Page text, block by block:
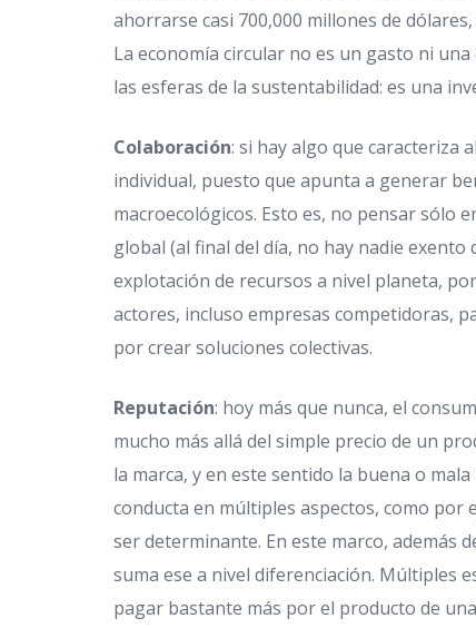
ahorrarse casi 700,000 millones de
La economía circular no es un gasto ni
las esferas de la sustentabilidad: es una
Colaboración: si hay algo que caracteriza
individual, puesto que apunta a generar
macroecológicos. Esto es, no pensar sólo
global (al final del día, no hay nadie exento
explotación de recursos a nivel planeta,
actores, incluso empresas competidoras,
por crear soluciones colectivas.
Reputación: hoy más que nunca, el
mucho más allá del simple precio de un
la marca, y en este sentido la buena o
conducta en múltiples aspectos, como por
ser determinante. En este marco, además
suma ese a nivel diferenciación. Múltiples
pagar bastante más por el producto de